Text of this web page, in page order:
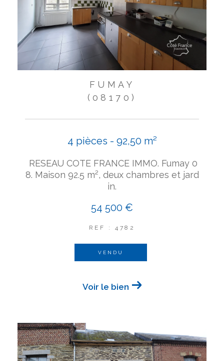
FUMAY
(08170)
4 pièces - 92,50 m²
RESEAU COTE FRANCE IMMO. Fumay 0
8. Maison 92.5 m², deux chambres et jard
in.
54 500 €
REF : 4782
VENDU
Voir le bien